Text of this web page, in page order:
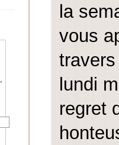
la
vous
lundi
regret